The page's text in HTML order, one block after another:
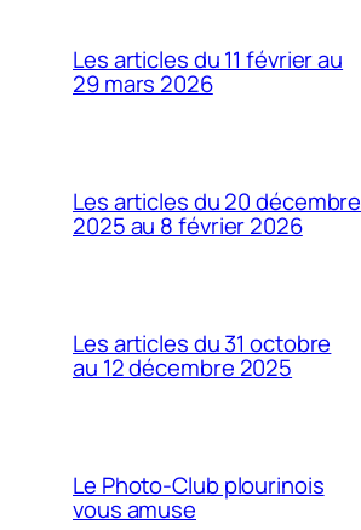
Les articles du 11 février au
29 mars 2026
Les articles du 20 décembre
2025 au 8 février 2026
Les articles du 31 octobre
au 12 décembre 2025
Le Photo-Club plourinois
vous amuse